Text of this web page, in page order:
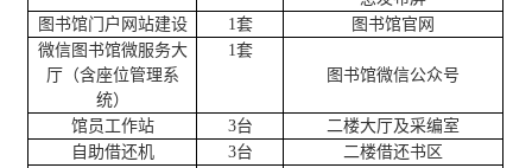
图书馆门户网站建设
1套
图书馆官网
微信图书馆微服务大
厅（含座位管理系
统）
1套
图书馆微信公众号
馆员工作站 3台
二楼大厅及采编室
自助借还机
3台
二楼借还书区